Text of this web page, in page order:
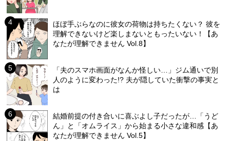
ほぼ手ぶらなのに彼女の荷物は持ちたくない？ 彼を
理解できないけど楽しまないともったいない！【あ
なたが理解できません Vol.8】
「夫のスマホ画面がなんか怪しい…」ジム通いで別
人のように変わった!? 夫が隠していた衝撃の事実と
は
結婚前提の付き合いに喜ぶよし子だったが…「うど
ん」と「オムライス」から始まる小さな違和感【あ
なたが理解できません Vol.5】